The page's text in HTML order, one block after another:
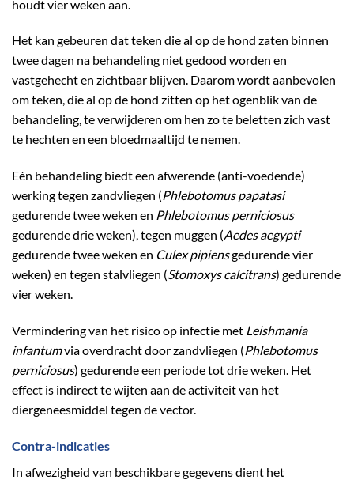
houdt vier weken aan.
Het kan gebeuren dat teken die al op de hond zaten binnen
twee dagen na behandeling niet gedood worden en
vastgehecht en zichtbaar blijven. Daarom wordt aanbevolen
om teken, die al op de hond zitten op het ogenblik van de
behandeling, te verwijderen om hen zo te beletten zich vast
te hechten en een bloedmaaltijd te nemen.
Eén behandeling biedt een afwerende (anti-voedende)
werking tegen zandvliegen (Phlebotomus papatasi
gedurende twee weken en Phlebotomus perniciosus
gedurende drie weken), tegen muggen (Aedes aegypti
gedurende twee weken en Culex pipiensgedurende vier
weken) en tegen stalvliegen (Stomoxys calcitrans) gedurende
vier weken.
Vermindering van het risico op infectie met Leishmania
infantumvia overdracht door zandvliegen (Phlebotomus
perniciosus) gedurende een periode tot drie weken. Het
effect is indirect te wijten aan de activiteit van het
diergeneesmiddel tegen de vector.
Contra-indicaties
In afwezigheid van beschikbare gegevens dient het